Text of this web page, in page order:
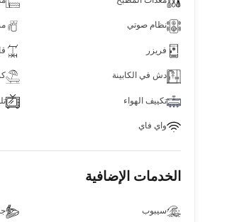
نظام صوتي
فريزر
دش في الكابينة
تكييف الهواء
واي فاي
الخدمات الإضافية
سيبوب